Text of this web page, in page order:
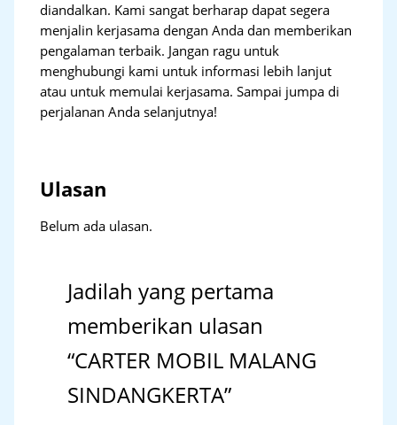
diandalkan. Kami sangat berharap dapat segera
menjalin kerjasama dengan Anda dan memberikan
pengalaman terbaik. Jangan ragu untuk
menghubungi kami untuk informasi lebih lanjut
atau untuk memulai kerjasama. Sampai jumpa di
perjalanan Anda selanjutnya!
Ulasan
Belum ada ulasan.
Jadilah yang pertama
memberikan ulasan
“CARTER MOBIL MALANG
SINDANGKERTA”